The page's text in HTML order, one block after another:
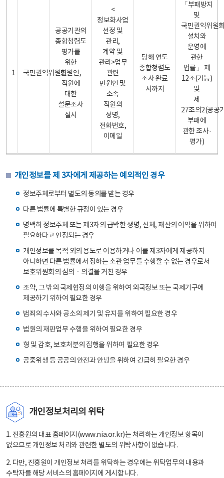
1 국민권익위원회
공공기관의
종합청렴도
평가를
위한
민원인,
직원에
대한
설문조사
실시
<
정보화사업
선정 및
관리,
계약 및
관리>업무
관련
민원인 및
소속
직원의
성명,
전화번호,
이메일
당해 연도
종합청렴도
조사 완료
시까지
「부패방지
및
국민권익위원
설치와
운영에
관한
법률」 제
12조(기능)
및
제
27조의2(공공
부패에
관한 조사·
평가)
개인정보를 제 3자에게 제공하는 예외적인 경우
정보주체로부터 별도의 동의를 받는 경우
다른 법률에 특별한 규정이 있는 경우
명백히 정보주체 또는 제3자의 급박한 생명, 신체, 재산의 이익을 위하여
필요하다고 인정되는 경우
개인정보를 목적 외의 용도로 이용하거나 이를 제3자에게 제공하지
아니하면 다른 법률에서 정하는 소관 업무를 수행할 수 없는 경우로서
보호위원회의 심의ㆍ의결을 거친 경우
조약, 그 밖의 국제협정의 이행을 위하여 외국정보 또는 국제기구에
제공하기 위하여 필요한 경우
범죄의 수사와 공소의 제기 및 유지를 위하여 필요한 경우
법원의 재판업무 수행을 위하여 필요한 경우
형 및 감호, 보호처분의 집행을 위하여 필요한 경우
공중위생 등 공공의 안전과 안녕을 위하여 긴급히 필요한 경우
개인정보처리의 위탁
1. 진흥원의 대표 홈페이지(www.nia.or.kr)는 처리하는 개인정보 항목이
없으므로 개인정보 처리와 관련한 별도의 위탁사항이 없습니다.
2. 다만, 진흥원이 개인정보 처리를 위탁하는 경우에는 위탁업무의 내용과
수탁자를 해당 서비스의 홈페이지에 게시합니다.